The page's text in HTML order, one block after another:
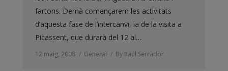
fartons. Demà començarem les activitats
d’aquesta fase de l’intercanvi, la de la visita a
Picassent, que durarà del 12 al…
12 maig, 2008 General By Raül Serrador